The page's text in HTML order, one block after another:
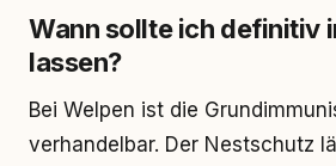
Wann sollte ich definitiv
lassen?
Bei Welpen ist die
verhandelbar. Der Nestschutz